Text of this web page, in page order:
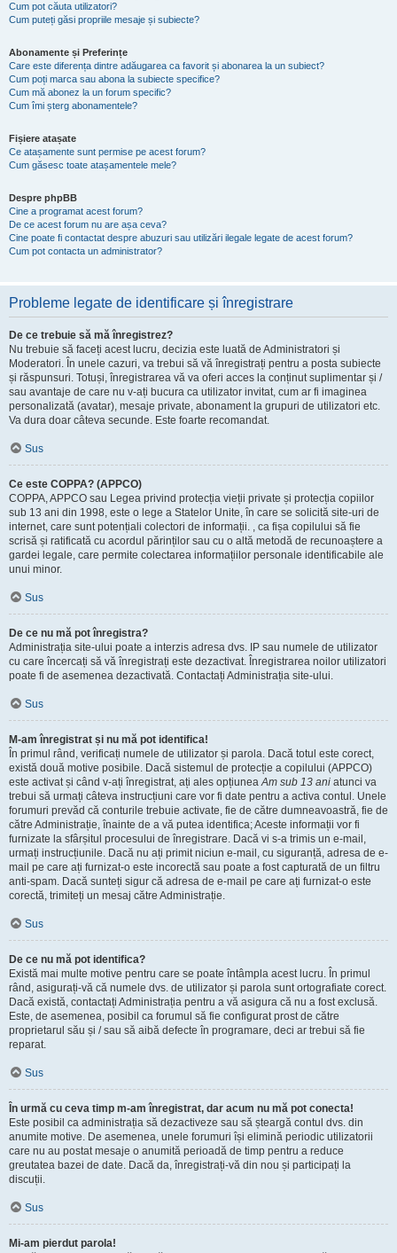
Cum pot căuta utilizatori?
Cum puteți găsi propriile mesaje și subiecte?
Abonamente și Preferințe
Care este diferența dintre adăugarea ca favorit și abonarea la un subiect?
Cum poți marca sau abona la subiecte specifice?
Cum mă abonez la un forum specific?
Cum îmi șterg abonamentele?
Fișiere atașate
Ce atașamente sunt permise pe acest forum?
Cum găsesc toate atașamentele mele?
Despre phpBB
Cine a programat acest forum?
De ce acest forum nu are așa ceva?
Cine poate fi contactat despre abuzuri sau utilizări ilegale legate de acest forum?
Cum pot contacta un administrator?
Probleme legate de identificare și înregistrare
De ce trebuie să mă înregistrez?
Nu trebuie să faceți acest lucru, decizia este luată de Administratori și
Moderatori. În unele cazuri, va trebui să vă înregistrați pentru a posta subiecte
și răspunsuri. Totuși, înregistrarea vă va oferi acces la conținut suplimentar și /
sau avantaje de care nu v-ați bucura ca utilizator invitat, cum ar fi imaginea
personalizată (avatar), mesaje private, abonament la grupuri de utilizatori etc.
Va dura doar câteva secunde. Este foarte recomandat.
Sus
Ce este COPPA? (APPCO)
COPPA, APPCO sau Legea privind protecția vieții private și protecția copiilor
sub 13 ani din 1998, este o lege a Statelor Unite, în care se solicită site-uri de
internet, care sunt potențiali colectori de informații. , ca fișa copilului să fie
scrisă și ratificată cu acordul părinților sau cu o altă metodă de recunoaștere a
gardei legale, care permite colectarea informațiilor personale identificabile ale
unui minor.
Sus
De ce nu mă pot înregistra?
Administrația site-ului poate a interzis adresa dvs. IP sau numele de utilizator
cu care încercați să vă înregistrați este dezactivat. Înregistrarea noilor utilizatori
poate fi de asemenea dezactivată. Contactați Administrația site-ului.
Sus
M-am înregistrat și nu mă pot identifica!
În primul rând, verificați numele de utilizator și parola. Dacă totul este corect,
există două motive posibile. Dacă sistemul de protecție a copilului (APPCO)
este activat și când v-ați înregistrat, ați ales opțiuneaAm sub 13 ani atunci va
trebui să urmați câteva instrucțiuni care vor fi date pentru a activa contul. Unele
forumuri prevăd că conturile trebuie activate, fie de către dumneavoastră, fie de
către Administrație, înainte de a vă putea identifica; Aceste informații vor fi
furnizate la sfârșitul procesului de înregistrare. Dacă vi s-a trimis un e-mail,
urmați instrucțiunile. Dacă nu ați primit niciun e-mail, cu siguranță, adresa de e-
mail pe care ați furnizat-o este incorectă sau poate a fost capturată de un filtru
anti-spam. Dacă sunteți sigur că adresa de e-mail pe care ați furnizat-o este
corectă, trimiteți un mesaj către Administrație.
Sus
De ce nu mă pot identifica?
Există mai multe motive pentru care se poate întâmpla acest lucru. În primul
rând, asigurați-vă că numele dvs. de utilizator și parola sunt ortografiate corect.
Dacă există, contactați Administrația pentru a vă asigura că nu a fost exclusă.
Este, de asemenea, posibil ca forumul să fie configurat prost de către
proprietarul său și / sau să aibă defecte în programare, deci ar trebui să fie
reparat.
Sus
În urmă cu ceva timp m-am înregistrat, dar acum nu mă pot conecta!
Este posibil ca administrația să dezactiveze sau să șteargă contul dvs. din
anumite motive. De asemenea, unele forumuri își elimină periodic utilizatorii
care nu au postat mesaje o anumită perioadă de timp pentru a reduce
greutatea bazei de date. Dacă da, înregistrați-vă din nou și participați la
discuții.
Sus
Mi-am pierdut parola!